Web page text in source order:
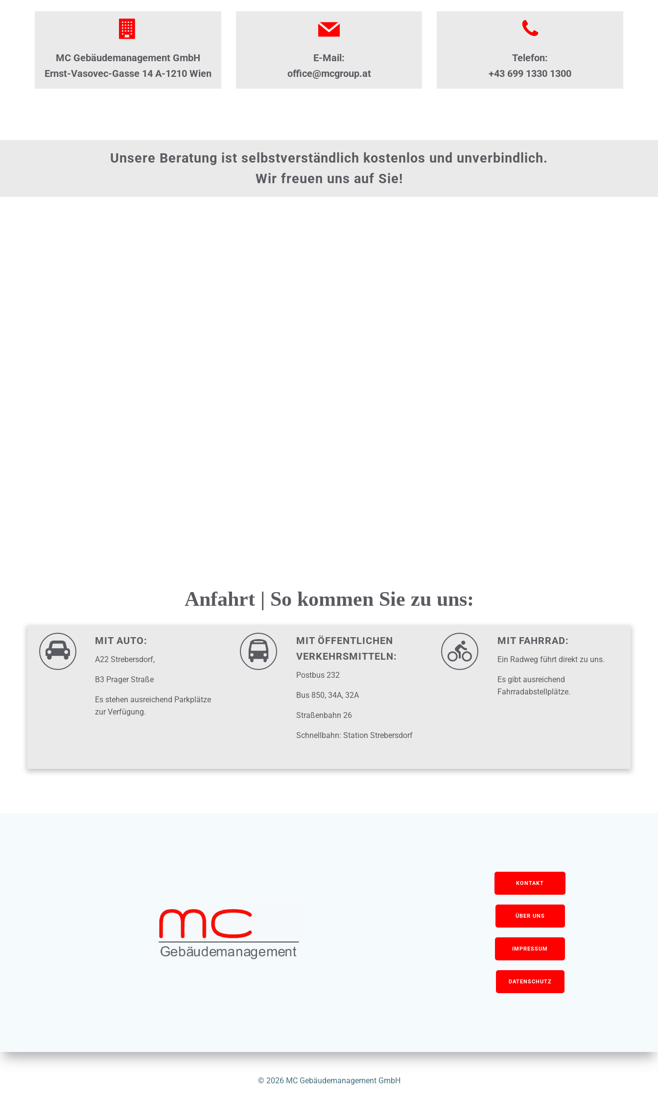
MC Gebäudemanagement GmbH
Ernst-Vasovec-Gasse 14 A-1210 Wien
E-Mail:
office@mcgroup.at
Telefon:
+43 699 1330 1300
Unsere Beratung ist selbstverständlich kostenlos und unverbindlich.
Wir freuen uns auf Sie!
Anfahrt | So kommen Sie zu uns:
MIT AUTO:
A22 Strebersdorf,
B3 Prager Straße
Es stehen ausreichend Parkplätze
zur Verfügung.
MIT ÖFFENTLICHEN
VERKEHRSMITTELN:
Postbus 232
Bus 850, 34A, 32A
Straßenbahn 26
Schnellbahn: Station Strebersdorf
MIT FAHRRAD:
Ein Radweg führt direkt zu uns.
Es gibt ausreichend
Fahrradabstellplätze.
KONTAKT
ÜBER UNS
IMPRESSUM
DATENSCHUTZ
© 2026 MC Gebäudemanagement GmbH